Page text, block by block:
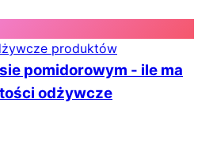
produktów
pomidorowym - ile ma
odżywcze